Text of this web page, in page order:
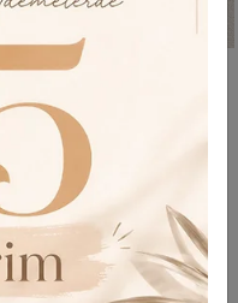
Yırtmaçlı Şortlu Krep Etek -
TL